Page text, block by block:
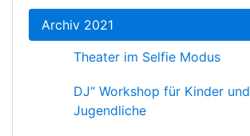
Archiv 2021
Theater im Selfie Modus
DJ“ Workshop für Kinder und
Jugendliche